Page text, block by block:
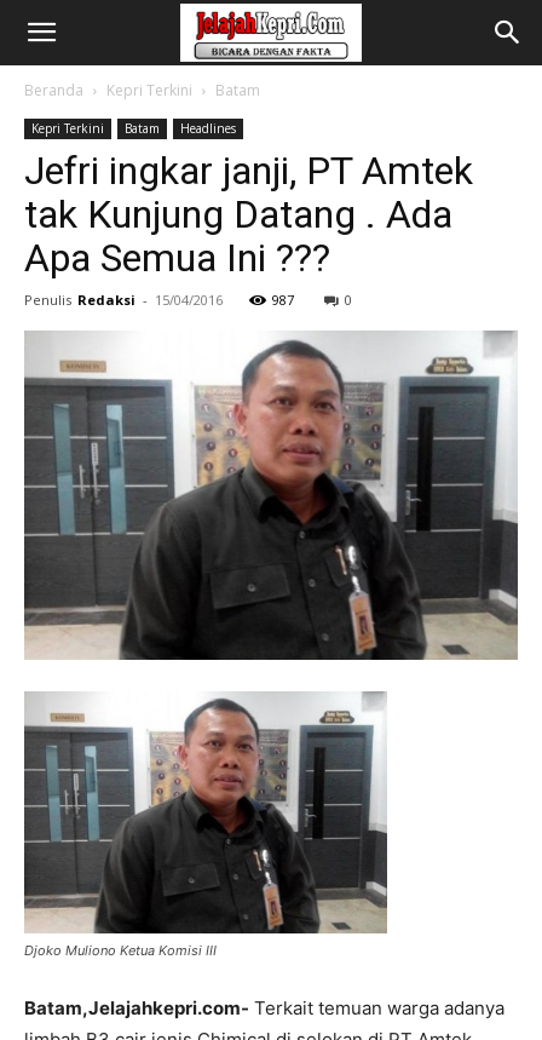
Beranda Kepri Terkini Batam
Kepri Terkini Batam Headlines
Jefri ingkar janji, PT Amtek
tak Kunjung Datang . Ada
Apa Semua Ini ???
Penulis Redaksi - 15/04/2016 987 0
Djoko Muliono Ketua Komisi III
Batam,Jelajahkepri.com- Terkait temuan warga adanya